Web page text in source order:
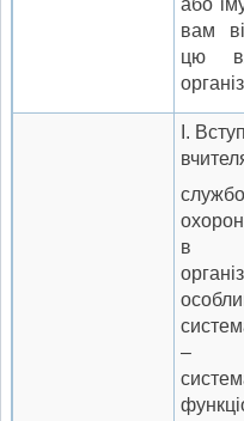
вам
цю
I.
в
–